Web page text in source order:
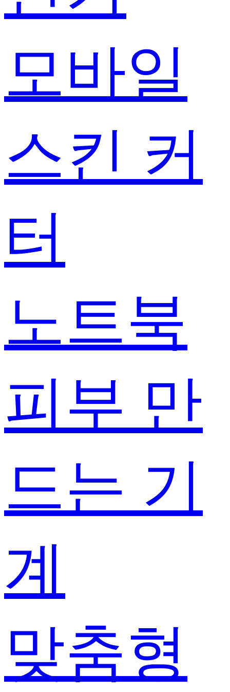
모바일
스킨 커
터
노트북
피부 만
드는 기
계
맞춤형